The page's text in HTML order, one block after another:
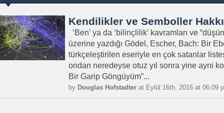
Kendilikler ve Semboller
‘Ben’ ya da ‘bilinçlilik’ kavramları ve
üzerine yazdığı Gödel, Escher, Bach: Bir
türkçeleştirilen eseriyle en çok satanlar
ondan neredeyse otuz yıl sonra yine ayni
Bir Garip Göngüyüm”...
by Douglas Hofstadter at Eylül 16th, 2016 at 06:09